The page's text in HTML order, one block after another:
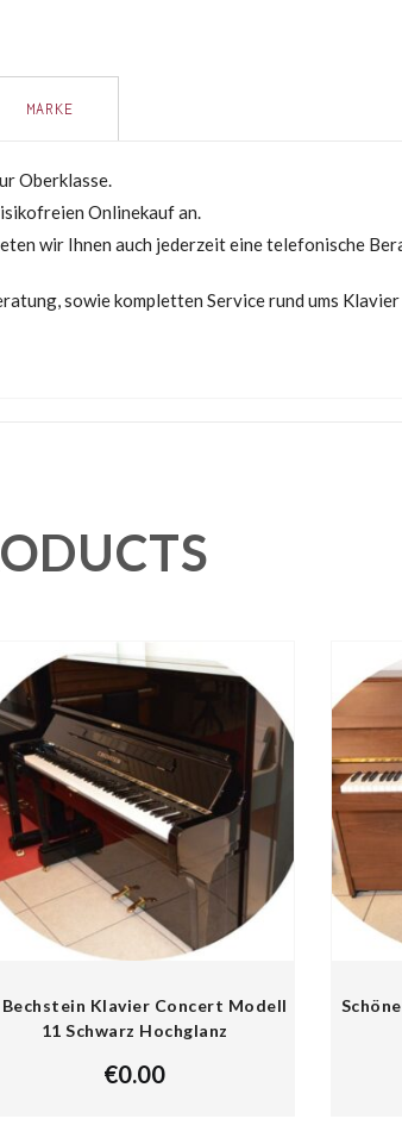
MARKE
Oberklasse.
Onlinekauf an.
wir Ihnen auch jederzeit eine telefonische
sowie kompletten Service rund ums Klavier
Bechstein Klavier Concert Modell
11 Schwarz Hochglanz
€0.00